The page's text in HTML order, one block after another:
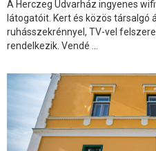
A Herczeg Udvarház ingyenes
látogatóit. Kert és közös társalgó
ruhásszekrénnyel, TV-vel
rendelkezik. Vendé ...